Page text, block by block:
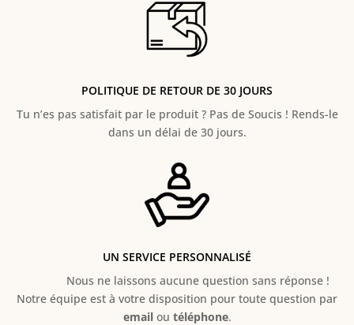
POLITIQUE DE RETOUR DE 30 JOURS
Tu n’es pas satisfait par le produit ? Pas de Soucis ! Rends-le
dans un délai de 30 jours.
UN SERVICE PERSONNALISÉ
Nous ne laissons aucune question sans réponse !
Notre équipe est à votre disposition pour toute question par
emailou téléphone.